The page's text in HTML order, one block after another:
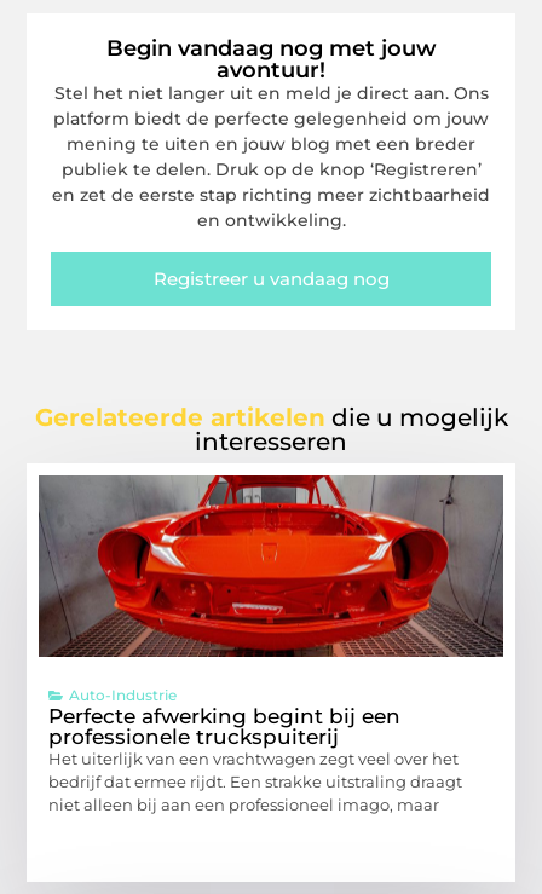
Begin vandaag nog met jouw
avontuur!
Stel het niet langer uit en meld je direct aan. Ons
platform biedt de perfecte gelegenheid om jouw
mening te uiten en jouw blog met een breder
publiek te delen. Druk op de knop ‘Registreren’
en zet de eerste stap richting meer zichtbaarheid
en ontwikkeling.
Registreer u vandaag nog
Gerelateerde artikelen die u mogelijk
interesseren
Auto-Industrie
Perfecte afwerking begint bij een
professionele truckspuiterij
Het uiterlijk van een vrachtwagen zegt veel over het
bedrijf dat ermee rijdt. Een strakke uitstraling draagt
niet alleen bij aan een professioneel imago, maar